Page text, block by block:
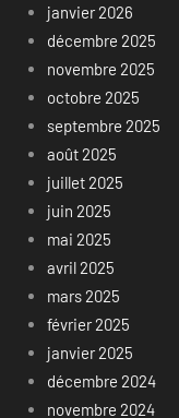
janvier 2026
décembre 2025
novembre 2025
octobre 2025
septembre 2025
août 2025
juillet 2025
juin 2025
mai 2025
avril 2025
mars 2025
février 2025
janvier 2025
décembre 2024
novembre 2024